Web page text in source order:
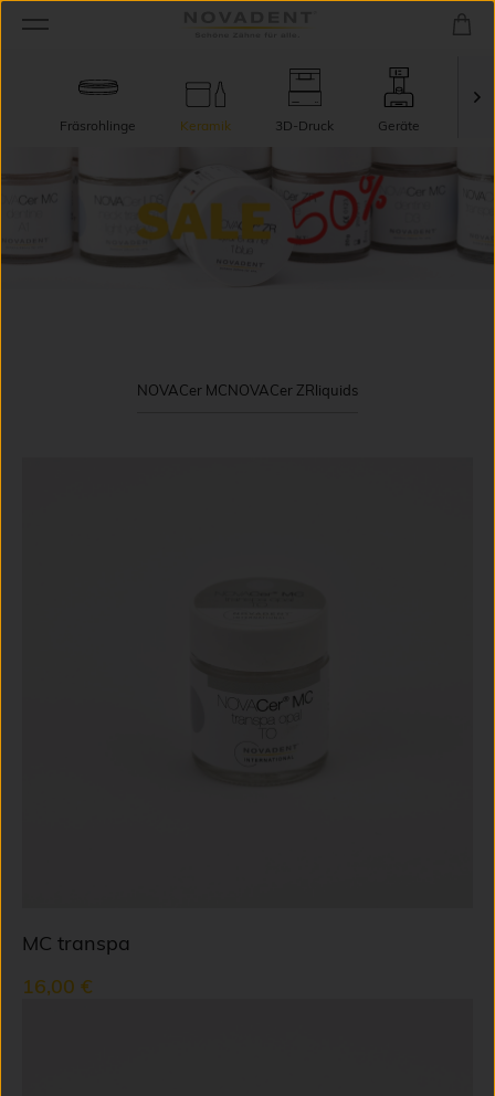
Fräsrohlinge Keramik 3D-Druck Geräte
NOVACer MCNOVACer ZRliquids
MC transpa
16,00 €